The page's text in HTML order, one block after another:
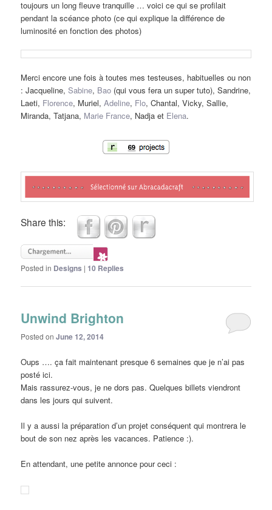
toujours un long fleuve tranquille … voici ce qui se profilait
pendant la scéance photo (ce qui explique la différence de
luminosité en fonction des photos)
Merci encore une fois à toutes mes testeuses, habituelles ou non
: Jacqueline,Sabine, Bao (qui vous fera un super tuto), Sandrine,
Laeti, Florence, Muriel,Adeline, Flo, Chantal, Vicky, Sallie,
Miranda, Tatjana, Marie France, Nadja et Elena.
Share this:
Posted in Designs | 10 Replies
Unwind Brighton
Posted onJune 12, 2014
Oups …. ça fait maintenant presque 6 semaines que je n’ai pas
posté ici.
Mais rassurez-vous, je ne dors pas. Quelques billets viendront
dans les jours qui suivent.
Il y a aussi la préparation d’un projet conséquent qui montrera le
bout de son nez après les vacances. Patience :).
En attendant, une petite annonce pour ceci :